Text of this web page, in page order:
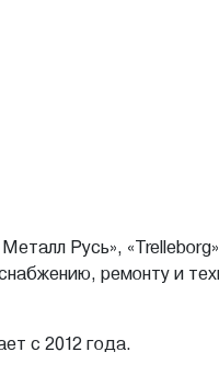
Русь»,
ремонту и
с 2012 года.